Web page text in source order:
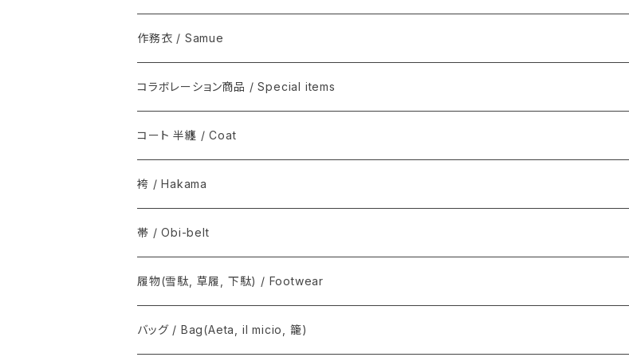
シルクウール, ウール / Silk-wool, Wool
夏きもの / Summer kimono
その他 / Others
伊藤若冲シリーズ / Ito Jakuchu
その他 / Others
木綿(片貝木綿ほか) / Cotton
シルク / Silk
シルクウール, ウール / Silk-wool, Wool
その他 / Others
作務衣 / Samue
ウール / Wool
ウールシルク / Wool-Silk
アルパカ / Alpaca
コラボレーション商品 / Special items
T-KIMONO / ティー キモノ
Graphpaper / グラフペーパー
The Inoue Brothers...
OUTDOOR KIMONO / アウトドア キモノ
T.T / ティーティー
コート 半纏 / Coat
火消コート / 半纏
Norwegian Rain / ノルウェージャン レイン
COMOLI / コモリ
Graphpaper / グラフペーパー
袴 / Hakama
帯 / Obi-belt
履物(雪駄, 草履, 下駄) / Footwear
雪駄, 草履 / Setta, Zori
バッグ / Bag(Aeta, il micio, 籠)